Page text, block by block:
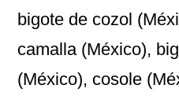
bigote de cozol
camalla (México),
(México), cosole